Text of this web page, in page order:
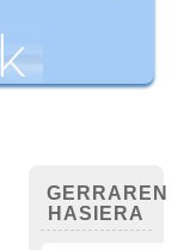
GERRAREN
HASIERA